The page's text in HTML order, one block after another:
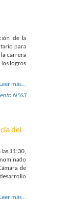
de la
para
la carrera
logros
Leer más…
Nº63
del
las 11:30,
de
Leer más…